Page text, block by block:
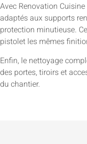
Avec Renovation
adaptés aux supports
protection minutieuse.
pistolet les mêmes
Enfin, le nettoyage
des portes, tiroirs et
du chantier.